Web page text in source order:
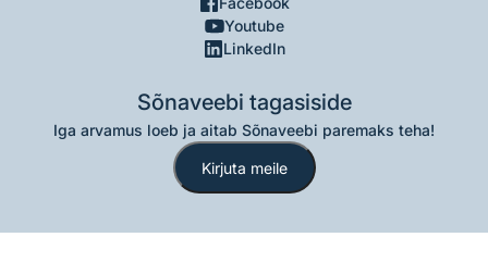
Youtube
LinkedIn
Sõnaveebi tagasiside
Iga arvamus loeb ja aitab Sõnaveebi paremaks teha!
Kirjuta meile